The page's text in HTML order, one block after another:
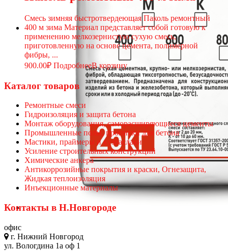
Смесь зимняя быстротвердеющая Паколь ремонтный
400 м зима Материал представляет собой готовую к
применению мелкозернистую сухую смесь,
приготовленную на основе цемента, полимерной
фибры, ...
900.00₽ ПодробнееВ корзину
Каталог товаров
Ремонтные смеси
Гидроизоляция и защита бетона
Монтаж оборудования, саморасширяющиеся цементы
Промышленные полы, пропитки для бетона
Мастики, праймеры и кузбаслаки
Усиление строительных конструкций
Химические анкера
Антикоррозийные покрытия и краски, Огнезащита,
Жидкая теплоизоляция
Инъекционные материалы
Контакты в Н.Новгороде
офис
г. Нижний Новгород
ул. Вологдина 1а оф 1